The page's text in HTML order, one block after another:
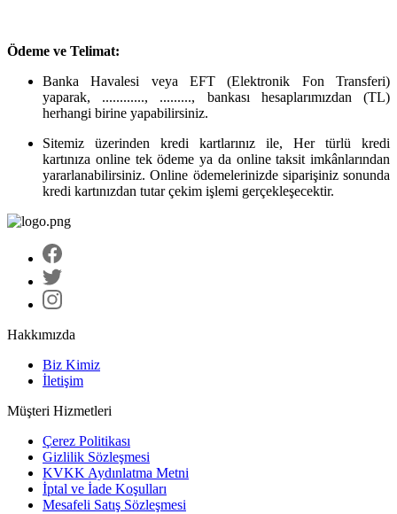
Ödeme ve Telimat:
Banka Havalesi veya EFT (Elektronik Fon Transferi)
yaparak, ............, ........., bankası hesaplarımızdan (TL)
herhangi birine yapabilirsiniz.
Sitemiz üzerinden kredi kartlarınız ile, Her türlü kredi
kartınıza online tek ödeme ya da online taksit imkânlarından
yararlanabilirsiniz. Online ödemelerinizde siparişiniz sonunda
kredi kartınızdan tutar çekim işlemi gerçekleşecektir.
Hakkımızda
Biz Kimiz
İletişim
Müşteri Hizmetleri
Çerez Politikası
Gizlilik Sözleşmesi
KVKK Aydınlatma Metni
İptal ve İade Koşulları
Mesafeli Satış Sözleşmesi